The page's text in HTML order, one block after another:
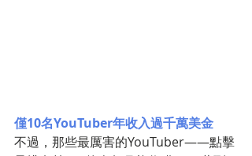
僅10名YouTuber年收入過千萬美金
不過，那些最厲害的YouTuber——點擊